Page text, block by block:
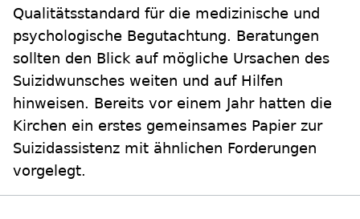
Qualitätsstandard für die medizinische und
psychologische Begutachtung. Beratungen
sollten den Blick auf mögliche Ursachen des
Suizidwunsches weiten und auf Hilfen
hinweisen. Bereits vor einem Jahr hatten die
Kirchen ein erstes gemeinsames Papier zur
Suizidassistenz mit ähnlichen Forderungen
vorgelegt.